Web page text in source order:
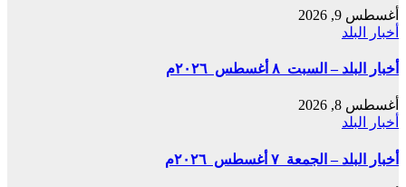
أغسطس 9, 2026
أخبار البلد
أخبار البلد – السبت ٨ أغسطس ٢٠٢٦م
أغسطس 8, 2026
أخبار البلد
أخبار البلد – الجمعة ٧ أغسطس ٢٠٢٦م